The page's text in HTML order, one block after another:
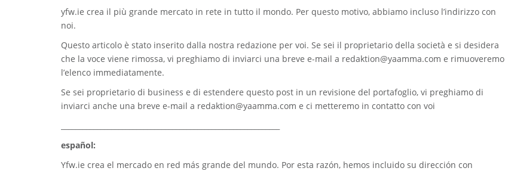
yfw.ie crea il più grande mercato in rete in tutto il mondo. Per questo motivo, abbiamo incluso l’indirizzo con
noi.
Questo articolo è stato inserito dalla nostra redazione per voi. Se sei il proprietario della società e si desidera
che la voce viene rimossa, vi preghiamo di inviarci una breve e-mail a redaktion@yaamma.com e rimuoveremo
l’elenco immediatamente.
Se sei proprietario di business e di estendere questo post in un revisione del portafoglio, vi preghiamo di
inviarci anche una breve e-mail a redaktion@yaamma.com e ci metteremo in contatto con voi
español:
Yfw.ie crea el mercado en red más grande del mundo. Por esta razón, hemos incluido su dirección con